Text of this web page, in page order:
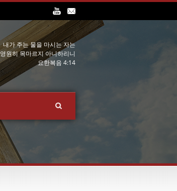
내가 주는 물을 마시는 자는
영원히 목마르지 아니하리니
요한복음 4:14